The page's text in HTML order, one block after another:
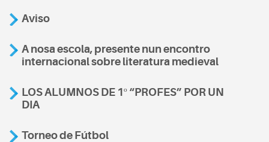
Aviso
A nosa escola, presente nun encontro
internacional sobre literatura medieval
LOS ALUMNOS DE 1º “PROFES” POR UN
DIA
Torneo de Fútbol